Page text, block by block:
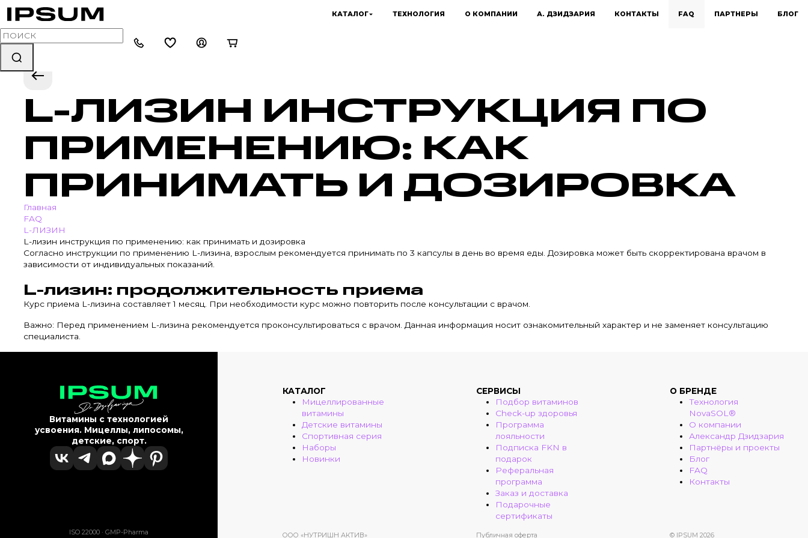
КАТАЛОГ ТЕХНОЛОГИЯ О КОМПАНИИ А. ДЗИДЗАРИЯ КОНТАКТЫ FAQ ПАРТНЕРЫ БЛОГ
L-ЛИЗИН ИНСТРУКЦИЯ ПО
ПРИМЕНЕНИЮ: КАК
ПРИНИМАТЬ И ДОЗИРОВКА
Главная
FAQ
L-ЛИЗИН
L-лизин инструкция по применению: как принимать и дозировка
Согласно инструкции по применению L-лизина, взрослым рекомендуется принимать по 3 капсулы в день во время еды. Дозировка может быть скорректирована врачом в
зависимости от индивидуальных показаний.
L-лизин: продолжительность приема
Курс приема L-лизина составляет 1 месяц. При необходимости курс можно повторить после консультации с врачом.
Важно: Перед применением L-лизина рекомендуется проконсультироваться с врачом. Данная информация носит ознакомительный характер и не заменяет консультацию
специалиста.
Витамины с технологией
усвоения. Мицеллы, липосомы,
детские, спорт.
ISO 22000 · GMP-Pharma
КАТАЛОГ
Мицеллированные
витамины
Детские витамины
Спортивная серия
Наборы
Новинки
СЕРВИСЫ
Подбор витаминов
Check-up здоровья
Программа
лояльности
Подписка FKN в
подарок
Реферальная
программа
Заказ и доставка
Подарочные
сертификаты
О БРЕНДЕ
Технология
NovaSOL®
О компании
Александр Дзидзария
Партнёры и проекты
Блог
FAQ
Контакты
ООО «НУТРИШН АКТИВ» Публичная оферта © IPSUM 2026